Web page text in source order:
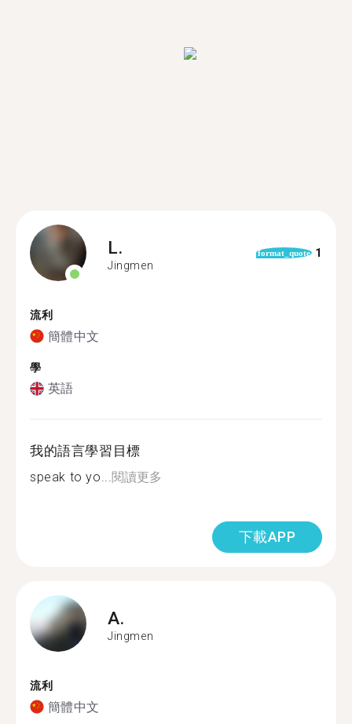
L.
Jingmen
format_quote 1
流利
簡體中文
學
英語
我的語言學習目標
speak to yo...閱讀更多
下載APP
A.
Jingmen
流利
簡體中文